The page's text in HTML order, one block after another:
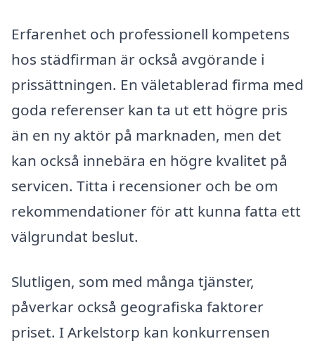
Erfarenhet och professionell kompetens
hos städfirman är också avgörande i
prissättningen. En väletablerad firma med
goda referenser kan ta ut ett högre pris
än en ny aktör på marknaden, men det
kan också innebära en högre kvalitet på
servicen. Titta i recensioner och be om
rekommendationer för att kunna fatta ett
välgrundat beslut.
Slutligen, som med många tjänster,
påverkar också geografiska faktorer
priset. I Arkelstorp kan konkurrensen